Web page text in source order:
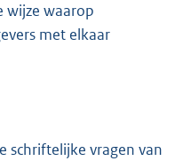
wijze waarop
met elkaar
schriftelijke vragen van